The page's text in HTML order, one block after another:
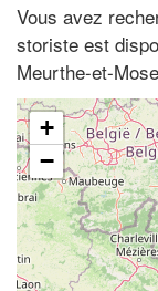
Vous avez
storiste est
Meurthe-et-
+
−